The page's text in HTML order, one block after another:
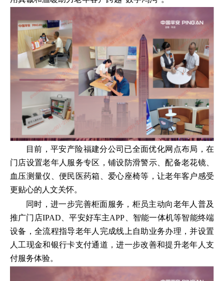
目前，平安产险福建分公司已全面优化网点布局，在
门店设置老年人服务专区，铺设防滑警示、配备老花镜、
血压测量仪、便民医药箱、爱心座椅等，让老年客户感受
更贴心的人文关怀。
同时，进一步完善柜面服务，柜员主动向老年人普及
推广门店IPAD、平安好车主APP、智能一体机等智能终端
设备，全流程指导老年人完成线上自助业务办理，并设置
人工现金和银行卡支付通道，进一步改善和提升老年人支
付服务体验。